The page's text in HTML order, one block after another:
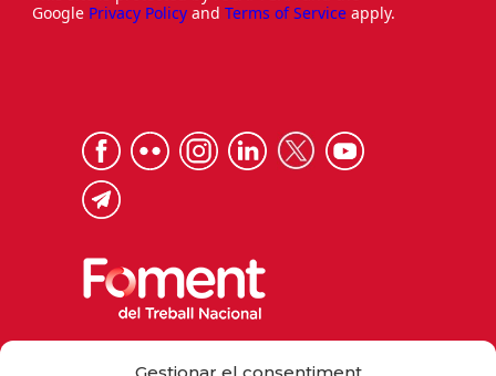
Google Privacy Policy and Terms of Service apply.